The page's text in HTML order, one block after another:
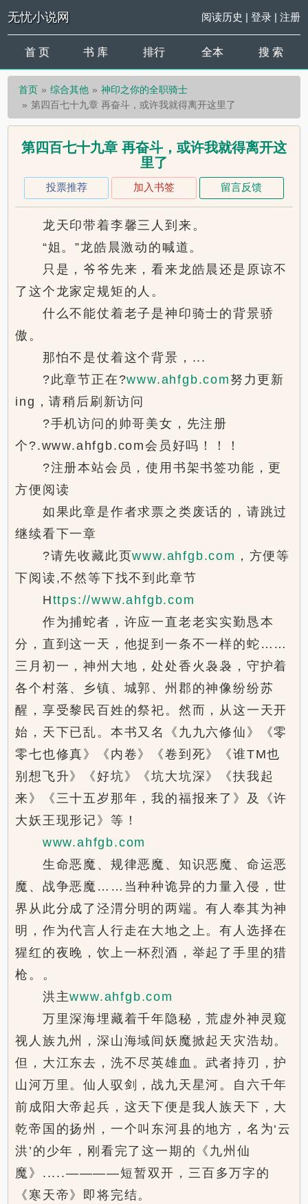
无忧小说网 阅读历史 | 登录| 注册
首 页 书 库 排行 全本 搜 索
首页 综合其他
神印之你的全职骑士
第四百七十九章 再奋斗，或许我就得离开这里了
第四百七十九章 再奋斗，或许我就得离开这
里了
投票推荐 加入书签 留言反馈
龙天印带着李馨三人到来。
“姐。”龙皓晨激动的喊道。
只是，爷爷先来，看来龙皓晨还是原谅不
了这个龙家定规矩的人。
什么不能仗着老子是神印骑士的背景骄
傲。
那怕不是仗着这个背景，...
?此章节正在?www.ahfgb.com 努力更新
ing，请稍后刷新访问
?手机访问的帅哥美女，先注册
个?.www.ahfgb.com会员好吗！！！
?注册本站会员，使用书架书签功能，更
方便阅读
如果此章是作者求票之类废话的，请跳过
继续看下一章
?请先收藏此页www.ahfgb.com ，方便等
下阅读,不然等下找不到此章节
Нttps://www.ahfgb.com
作为捕蛇者，许应一直老老实实勤恳本
分，直到这一天，他捉到一条不一样的蛇……
三月初一，神州大地，处处香火袅袅，守护着
各个村落、乡镇、城郭、州郡的神像纷纷苏
醒，享受黎民百姓的祭祀。然而，从这一天开
始，天下已乱。本书又名《九九六修仙》《零
零七也修真》《内卷》《卷到死》《谁TM也
别想飞升》《好坑》《坑大坑深》《扶我起
来》《三十五岁那年，我的福报来了》及《许
大妖王现形记》等！
www.ahfgb.com
生命恶魔、规律恶魔、知识恶魔、命运恶
魔、战争恶魔……当种种诡异的力量入侵，世
界从此分成了泾渭分明的两端。有人奉其为神
明，作为代言人行走在大地之上。有人选择在
猩红的夜晚，饮上一杯烈酒，举起了手里的猎
枪。。
洪主www.ahfgb.com
万里深海埋藏着千年隐秘，荒虚外神灵窥
视人族九州，深山海域间妖魔掀起天灾浩劫。
但，大江东去，洗不尽英雄血。武者持刃，护
山河万里。仙人驭剑，战九天星河。自六千年
前成阳大帝起兵，这天下便是我人族天下，大
乾帝国的扬州，一个叫东河县的地方，名为‘云
洪’的少年，刚看完了这一期的《九州仙
魔》.....————短暂双开，三百多万字的
《寒天帝》即将完结。